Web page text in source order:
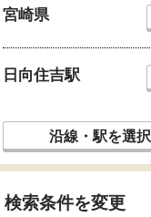
宮崎県
日向住吉駅
沿線・駅を選択
検索条件を変更